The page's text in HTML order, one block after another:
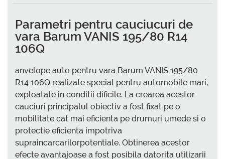
Parametri pentru cauciucuri de
vara Barum VANIS 195/80 R14
106Q
anvelope auto pentru vara Barum VANIS 195/80
R14 106Q realizate special pentru automobile mari,
exploatate in conditii dificile. La crearea acestor
cauciuri principalul obiectiv a fost fixat pe o
mobilitate cat mai eficienta pe drumuri umede si o
protectie eficienta impotriva
supraincarcarilorpotentiale. Obtinerea acestor
efecte avantajoase a fost posibila datorita utilizarii